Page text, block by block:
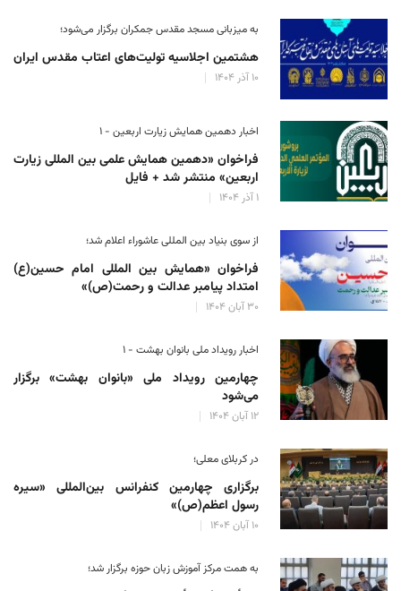
به میزبانی مسجد مقدس جمکران برگزار می‌شود؛
هشتمین اجلاسیه تولیت‌های اعتاب مقدس ایران
۱۰ آذر ۱۴۰۴
اخبار دهمین همایش زیارت اربعین - ۱
فراخوان «دهمین همایش علمی بین المللی زیارت
اربعین» منتشر شد + فایل
۱ آذر ۱۴۰۴
از سوی بنیاد بین المللی عاشوراء اعلام شد؛
فراخوان «همایش بین المللی امام حسین(ع)
امتداد پیامبر عدالت و رحمت(ص)»
۳۰ آبان ۱۴۰۴
اخبار رویداد ملی بانوان بهشت - ۱
چهارمین رویداد ملی «بانوان بهشت» برگزار
می‌شود
۱۲ آبان ۱۴۰۴
در کربلای معلی؛
برگزاری چهارمین کنفرانس بین‌المللی «سیره
رسول اعظم(ص)»
۱۰ آبان ۱۴۰۴
به همت مرکز آموزش زبان حوزه‌ برگزار شد؛